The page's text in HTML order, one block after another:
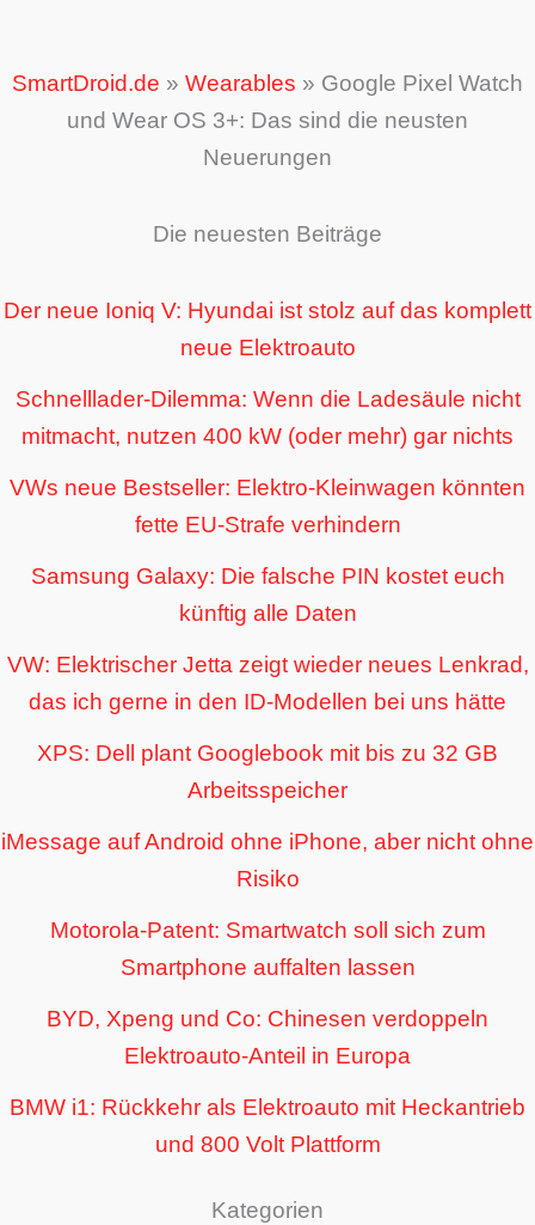
SmartDroid.de » Wearables » Google Pixel Watch
und Wear OS 3+: Das sind die neusten
Neuerungen
Die neuesten Beiträge
Der neue Ioniq V: Hyundai ist stolz auf das komplett
neue Elektroauto
Schnelllader-Dilemma: Wenn die Ladesäule nicht
mitmacht, nutzen 400 kW (oder mehr) gar nichts
VWs neue Bestseller: Elektro-Kleinwagen könnten
fette EU-Strafe verhindern
Samsung Galaxy: Die falsche PIN kostet euch
künftig alle Daten
VW: Elektrischer Jetta zeigt wieder neues Lenkrad,
das ich gerne in den ID-Modellen bei uns hätte
XPS: Dell plant Googlebook mit bis zu 32 GB
Arbeitsspeicher
iMessage auf Android ohne iPhone, aber nicht ohne
Risiko
Motorola-Patent: Smartwatch soll sich zum
Smartphone auffalten lassen
BYD, Xpeng und Co: Chinesen verdoppeln
Elektroauto-Anteil in Europa
BMW i1: Rückkehr als Elektroauto mit Heckantrieb
und 800 Volt Plattform
Kategorien